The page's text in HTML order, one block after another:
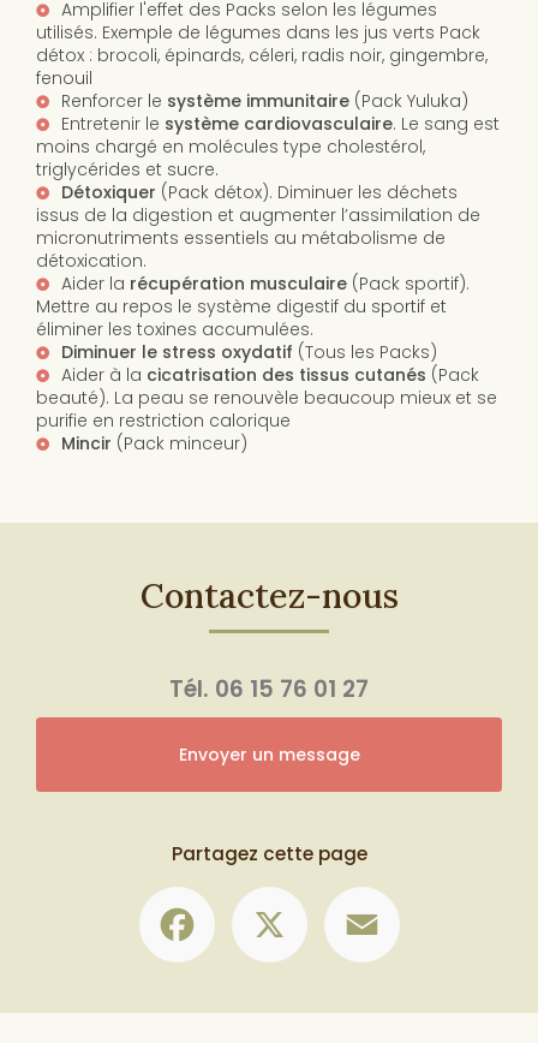
Amplifier l'effet des Packs selon les légumes
utilisés. Exemple de légumes dans les jus verts Pack
détox : brocoli, épinards, céleri, radis noir, gingembre,
fenouil
Renforcer le système immunitaire (Pack Yuluka)
Entretenir le système cardiovasculaire. Le sang est
moins chargé en molécules type cholestérol,
triglycérides et sucre.
Détoxiquer (Pack détox). Diminuer les déchets
issus de la digestion et augmenter l’assimilation de
micronutriments essentiels au métabolisme de
détoxication.
Aider la récupération musculaire (Pack sportif).
Mettre au repos le système digestif du sportif et
éliminer les toxines accumulées.
Diminuer le stress oxydatif (Tous les Packs)
Aider à la cicatrisation des tissus cutanés (Pack
beauté). La peau se renouvèle beaucoup mieux et se
purifie en restriction calorique
Mincir (Pack minceur)
Contactez-nous
Tél. 06 15 76 01 27
Envoyer un message
Partagez cette page
Facebook